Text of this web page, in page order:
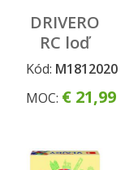
DRIVERO
RC loď
oranžová
Kód: M1812020
MOC: € 21,99